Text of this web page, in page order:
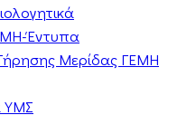
Έντυπα
Μερίδας ΓΕΜΗ
ΥΜΣ